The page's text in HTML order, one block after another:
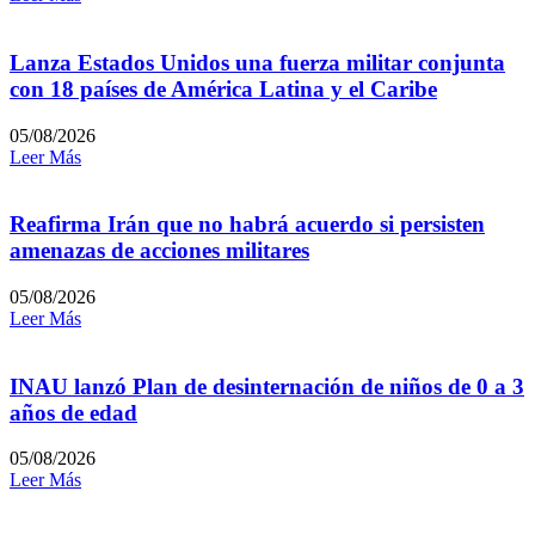
Lanza Estados Unidos una fuerza militar conjunta
con 18 países de América Latina y el Caribe
05/08/2026
Leer Más
Reafirma Irán que no habrá acuerdo si persisten
amenazas de acciones militares
05/08/2026
Leer Más
INAU lanzó Plan de desinternación de niños de 0 a 3
años de edad
05/08/2026
Leer Más